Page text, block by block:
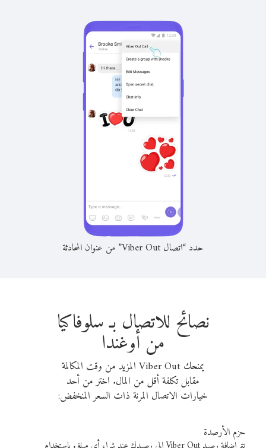
حدد “اتصال Viber Out” من عنوان المحادثة
نصائح للاتصال بـ سلوفاكيا
من أوغندا
يمنحك Viber Out المزيد من وقت المكالمة
مقابل تكلفة أقل من المال. اختر من أحد
خيارات الاتصال المرنة ذات السعر المنخفض:
حزم الأرصدة